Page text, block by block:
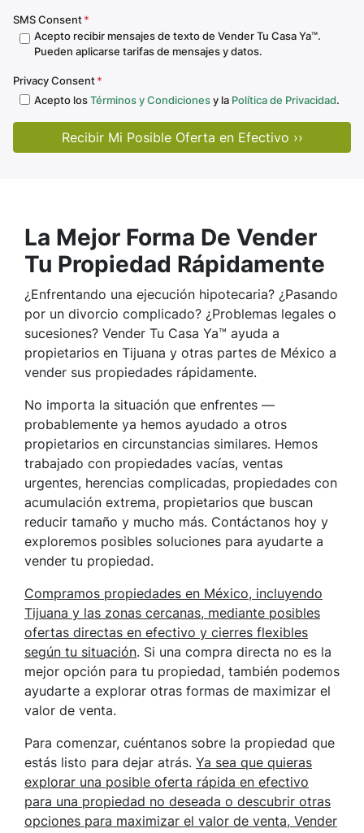
SMS Consent *
Acepto recibir mensajes de texto de Vender Tu Casa Ya™.
Pueden aplicarse tarifas de mensajes y datos.
Privacy Consent *
Acepto los Términos y Condicionesy la Política de Privacidad.
La Mejor Forma De Vender
Tu Propiedad Rápidamente
¿Enfrentando una ejecución hipotecaria? ¿Pasando
por un divorcio complicado? ¿Problemas legales o
sucesiones? Vender Tu Casa Ya™ ayuda a
propietarios en Tijuana y otras partes de México a
vender sus propiedades rápidamente.
No importa la situación que enfrentes —
probablemente ya hemos ayudado a otros
propietarios en circunstancias similares. Hemos
trabajado con propiedades vacías, ventas
urgentes, herencias complicadas, propiedades con
acumulación extrema, propietarios que buscan
reducir tamaño y mucho más. Contáctanos hoy y
exploremos posibles soluciones para ayudarte a
vender tu propiedad.
Compramos propiedades en México, incluyendo
Tijuana y las zonas cercanas, mediante posibles
ofertas directas en efectivo y cierres flexibles
según tu situación. Si una compra directa no es la
mejor opción para tu propiedad, también podemos
ayudarte a explorar otras formas de maximizar el
valor de venta.
Para comenzar, cuéntanos sobre la propiedad que
estás listo para dejar atrás. Ya sea que quieras
explorar una posible oferta rápida en efectivo
para una propiedad no deseada o descubrir otras
opciones para maximizar el valor de venta, Vender